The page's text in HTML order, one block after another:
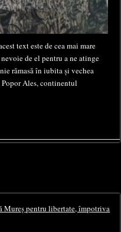
text este de cea mai mare
de el pentru a ne atinge
rămasă în iubita și vechea
Ales, continentul
Mureș pentru libertate, împotriva